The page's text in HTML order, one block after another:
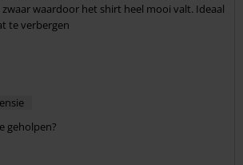
waardoor het shirt heel mooi valt. Ideaal
te verbergen
geholpen?